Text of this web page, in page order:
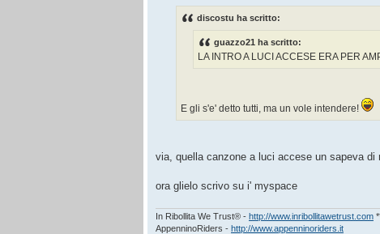
discostu ha scritto:
guazzo21 ha scritto:
LA INTRO A LUCI ACCESE ERA PER
E gli s'e' detto tutti, ma un vole intendere!
via, quella canzone a luci accese un sapeva
ora glielo scrivo su i' myspace
In Ribollita We Trust® - http://www.inribollitawetrust.com
AppenninoRiders - http://www.appenninoriders.it